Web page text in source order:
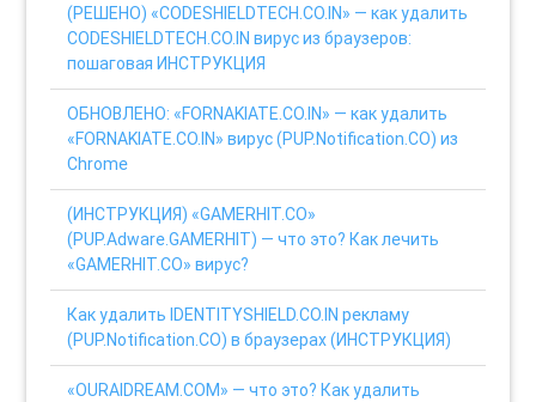
(РЕШЕНО) «CODESHIELDTECH.CO.IN» — как удалить
CODESHIELDTECH.CO.IN вирус из браузеров:
пошаговая ИНСТРУКЦИЯ
ОБНОВЛЕНО: «FORNAKIATE.CO.IN» — как удалить
«FORNAKIATE.CO.IN» вирус (PUP.Notification.CO) из
Chrome
(ИНСТРУКЦИЯ) «GAMERHIT.CO»
(PUP.Adware.GAMERHIT) — что это? Как лечить
«GAMERHIT.CO» вирус?
Как удалить IDENTITYSHIELD.CO.IN рекламу
(PUP.Notification.CO) в браузерах (ИНСТРУКЦИЯ)
«OURAIDREAM.COM» — что это? Как удалить